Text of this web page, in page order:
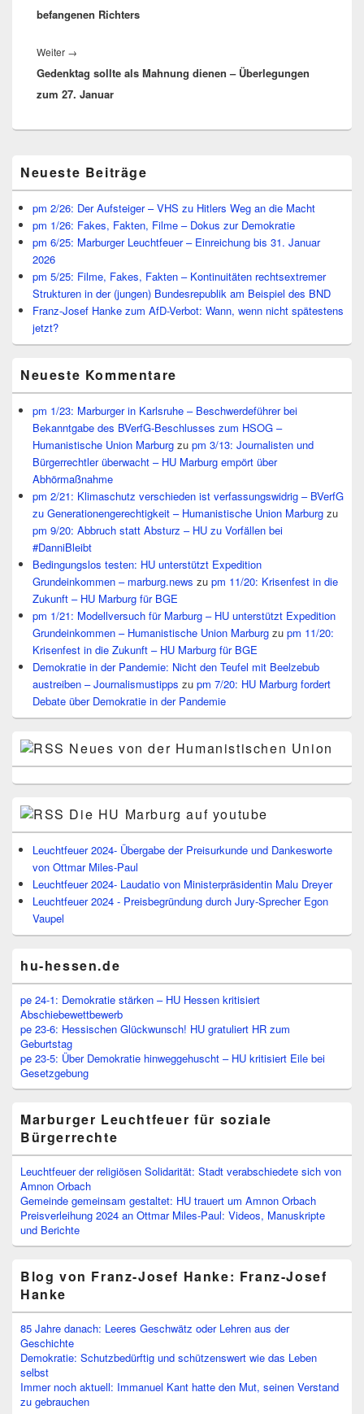
befangenen Richters
Weiter →
Beitrag:
Gedenktag sollte als Mahnung dienen – Überlegungen
zum 27. Januar
Seitenleisten
Widget-
Bereich
Neueste Beiträge
pm 2/26: Der Aufsteiger – VHS zu Hitlers Weg an die Macht
pm 1/26: Fakes, Fakten, Filme – Dokus zur Demokratie
pm 6/25: Marburger Leuchtfeuer – Einreichung bis 31. Januar
2026
pm 5/25: Filme, Fakes, Fakten – Kontinuitäten rechtsextremer
Strukturen in der (jungen) Bundesrepublik am Beispiel des BND
Franz-Josef Hanke zum AfD-Verbot: Wann, wenn nicht spätestens
jetzt?
Neueste Kommentare
pm 1/23: Marburger in Karlsruhe – Beschwerdeführer bei
Bekanntgabe des BVerfG-Beschlusses zum HSOG –
Humanistische Union Marburg zu pm 3/13: Journalisten und
Bürgerrechtler überwacht – HU Marburg empört über
Abhörmaßnahme
pm 2/21: Klimaschutz verschieden ist verfassungswidrig – BVerfG
zu Generationengerechtigkeit – Humanistische Union Marburg zu
pm 9/20: Abbruch statt Absturz – HU zu Vorfällen bei
#DanniBleibt
Bedingungslos testen: HU unterstützt Expedition
Grundeinkommen – marburg.news zu pm 11/20: Krisenfest in die
Zukunft – HU Marburg für BGE
pm 1/21: Modellversuch für Marburg – HU unterstützt Expedition
Grundeinkommen – Humanistische Union Marburg zu pm 11/20:
Krisenfest in die Zukunft – HU Marburg für BGE
Demokratie in der Pandemie: Nicht den Teufel mit Beelzebub
austreiben – Journalismustipps zu pm 7/20: HU Marburg fordert
Debate über Demokratie in der Pandemie
Neues von der Humanistischen Union
Die HU Marburg auf youtube
Leuchtfeuer 2024- Übergabe der Preisurkunde und Dankesworte
von Ottmar Miles-Paul
Leuchtfeuer 2024- Laudatio von Ministerpräsidentin Malu Dreyer
Leuchtfeuer 2024 - Preisbegründung durch Jury-Sprecher Egon
Vaupel
hu-hessen.de
pe 24-1: Demokratie stärken – HU Hessen kritisiert
Abschiebewettbewerb
pe 23-6: Hessischen Glückwunsch! HU gratuliert HR zum
Geburtstag
pe 23-5: Über Demokratie hinweggehuscht – HU kritisiert Eile bei
Gesetzgebung
Marburger Leuchtfeuer für soziale
Bürgerrechte
Leuchtfeuer der religiösen Solidarität: Stadt verabschiedete sich von
Amnon Orbach
Gemeinde gemeinsam gestaltet: HU trauert um Amnon Orbach
Preisverleihung 2024 an Ottmar Miles-Paul: Videos, Manuskripte
und Berichte
Blog von Franz-Josef Hanke: Franz-Josef
Hanke
85 Jahre danach: Leeres Geschwätz oder Lehren aus der
Geschichte
Demokratie: Schutzbedürftig und schützenswert wie das Leben
selbst
Immer noch aktuell: Immanuel Kant hatte den Mut, seinen Verstand
zu gebrauchen